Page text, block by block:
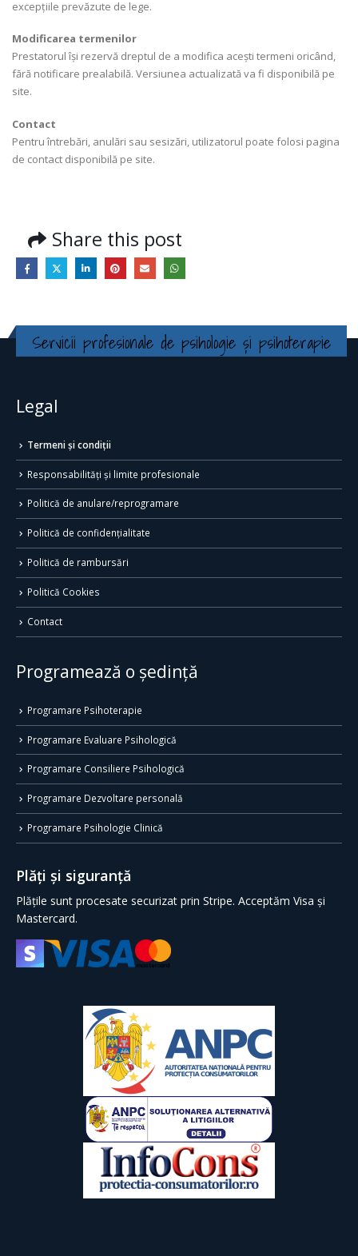
excepțiile prevăzute de lege.
Modificarea termenilor
Prestatorul își rezervă dreptul de a modifica acești termeni oricând,
fără notificare prealabilă. Versiunea actualizată va fi disponibilă pe
site.
Contact
Pentru întrebări, anulări sau sesizări, utilizatorul poate folosi pagina
de contact disponibilă pe site.
Share this post
Servicii profesionale de psihologie și psihoterapie
Legal
Termeni și condiții
Responsabilități și limite profesionale
Politică de anulare/reprogramare
Politică de confidențialitate
Politică de rambursări
Politică Cookies
Contact
Programează o ședință
Programare Psihoterapie
Programare Evaluare Psihologică
Programare Consiliere Psihologică
Programare Dezvoltare personală
Programare Psihologie Clinică
Plăți și siguranță
Plățile sunt procesate securizat prin Stripe. Acceptăm Visa și
Mastercard.